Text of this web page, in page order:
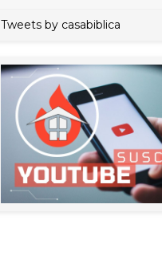
Tweets by casabiblica